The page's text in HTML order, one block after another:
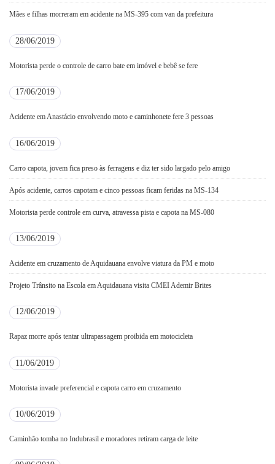
Mães e filhas morreram em acidente na MS-395 com van da prefeitura
28/06/2019
Motorista perde o controle de carro bate em imóvel e bebê se fere
17/06/2019
Acidente em Anastácio envolvendo moto e caminhonete fere 3 pessoas
16/06/2019
Carro capota, jovem fica preso às ferragens e diz ter sido largado pelo amigo
Após acidente, carros capotam e cinco pessoas ficam feridas na MS-134
Motorista perde controle em curva, atravessa pista e capota na MS-080
13/06/2019
Acidente em cruzamento de Aquidauana envolve viatura da PM e moto
Projeto Trânsito na Escola em Aquidauana visita CMEI Ademir Brites
12/06/2019
Rapaz morre após tentar ultrapassagem proibida em motocicleta
11/06/2019
Motorista invade preferencial e capota carro em cruzamento
10/06/2019
Caminhão tomba no Indubrasil e moradores retiram carga de leite